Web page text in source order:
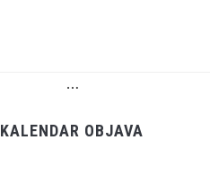
…
KALENDAR OBJAVA